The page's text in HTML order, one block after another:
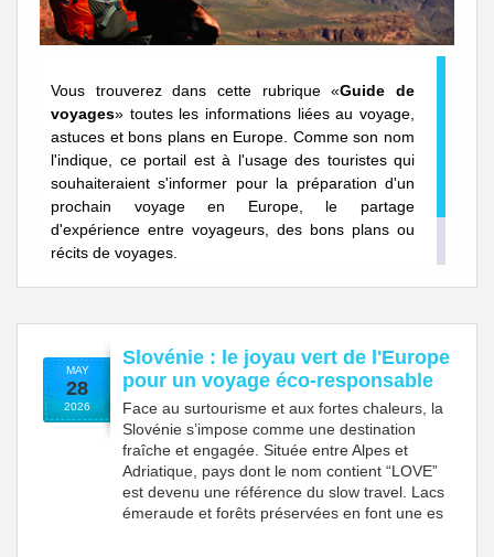
Vous trouverez dans cette rubrique «Guide de
voyages» toutes les informations liées au voyage,
astuces et bons plans en Europe. Comme son nom
l'indique, ce portail est à l'usage des touristes qui
souhaiteraient s'informer pour la préparation d'un
prochain voyage en Europe, le partage
d'expérience entre voyageurs, des bons plans ou
récits de voyages.
MAY
28
2026
Slovénie : le joyau vert de l'Europe
pour un voyage éco-responsable
Face au surtourisme et aux fortes chaleurs, la
Slovénie s’impose comme une destination
fraîche et engagée. Située entre Alpes et
Adriatique, pays dont le nom contient “LOVE”
est devenu une référence du slow travel. Lacs
émeraude et forêts préservées en font une es